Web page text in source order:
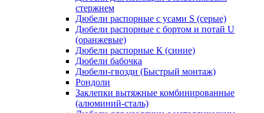
стержнем
Дюбели распорные с усами S (серые)
Дюбели распорные c бортом и потай U
(оранжевые)
Дюбели распорные К (синие)
Дюбели бабочка
Дюбели-гвозди (Быстрый монтаж)
Рондоли
Заклепки вытяжные комбинированные
(алюминий-сталь)